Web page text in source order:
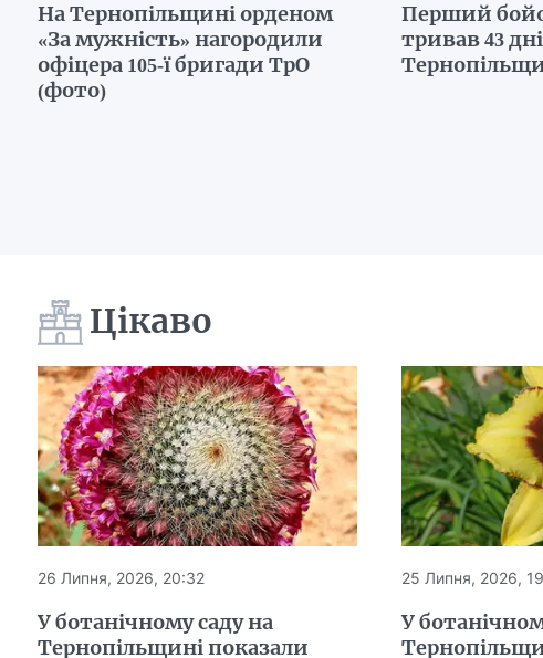
На Тернопільщині орденом
«За мужність» нагородили
офіцера 105-ї бригади ТрО
(фото)
Перший
тривав 43
Цікаво
26 Липня, 2026, 20:32
У ботанічному саду на
Тернопільщині показали
25 Липня, 2026,
У